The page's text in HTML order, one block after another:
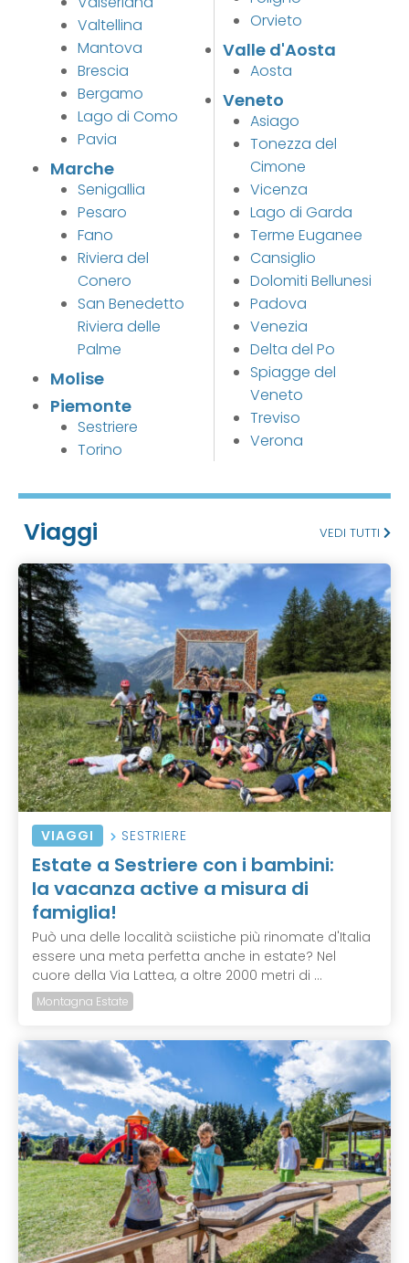
Valtellina
Mantova
Brescia
Bergamo
Lago di Como
Pavia
Marche
Senigallia
Pesaro
Fano
Riviera del
Conero
San Benedetto
Riviera delle
Palme
Molise
Piemonte
Sestriere
Torino
Orvieto
Valle d'Aosta
Aosta
Veneto
Asiago
Tonezza del
Cimone
Vicenza
Lago di Garda
Terme Euganee
Cansiglio
Dolomiti Bellunesi
Padova
Venezia
Delta del Po
Spiagge del
Veneto
Treviso
Verona
Viaggi VEDI TUTTI
VIAGGI SESTRIERE
Estate a Sestriere con i bambini:
la vacanza active a misura di
famiglia!
Può una delle località sciistiche più rinomate d'Italia
essere una meta perfetta anche in estate? Nel
cuore della Via Lattea, a oltre 2000 metri di ...
Montagna Estate